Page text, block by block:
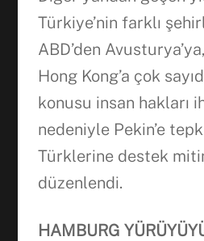
Türkiye’nin farklı
ABD’den
Hong Kong’a çok
konusu insan hakları
nedeniyle Pekin’e
Türklerine destek
düzenlendi.
HAMBURG